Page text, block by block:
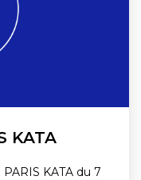
KATA
KATA du 7